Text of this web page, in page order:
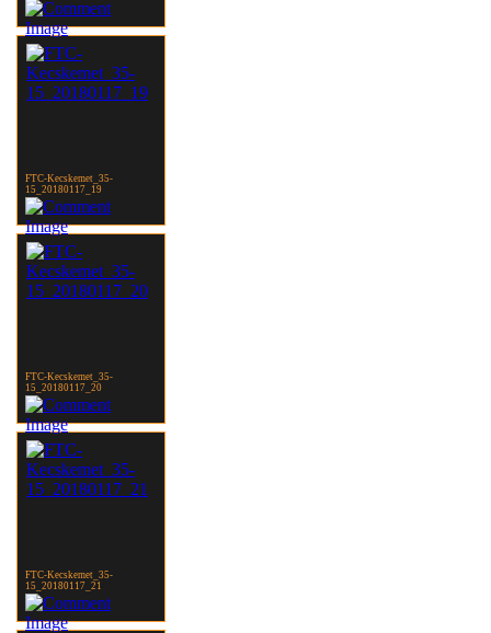
FTC-Kecskemet_35-
15_20180117_19
FTC-Kecskemet_35-
15_20180117_20
FTC-Kecskemet_35-
15_20180117_21